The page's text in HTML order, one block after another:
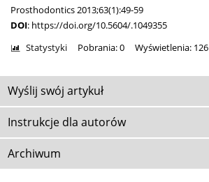
Prosthodontics 2013;63(1):49-59
DOI: https://doi.org/10.5604/.1049355
Statystyki Pobrania: 0 Wyświetlenia: 126
Wyślij swój artykuł
Instrukcje dla autorów
Archiwum